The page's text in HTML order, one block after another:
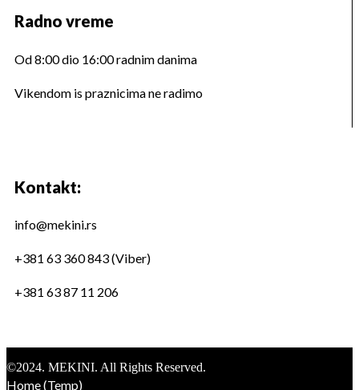
Radno vreme
Od 8:00 dio 16:00 radnim danima
Vikendom is praznicima ne radimo
Kontakt:
info@mekini.rs
+381 63 360 843 (Viber)
+381 63 87 11 206
©2024. MEKINI. All Rights Reserved.
Home (Temp)